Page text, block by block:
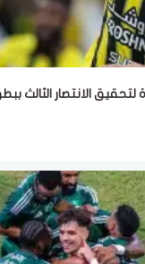
الانتصار الثالث